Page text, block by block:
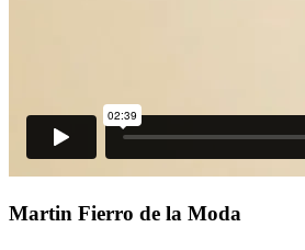
Martin Fierro de la Moda